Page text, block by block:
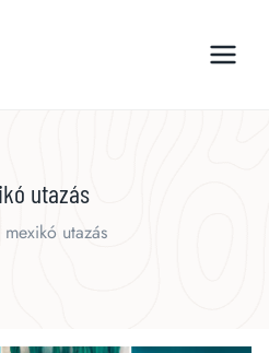
utazás
mexikó utazás